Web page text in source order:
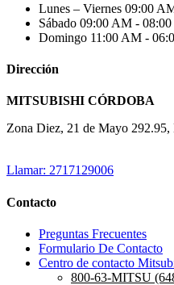
Lunes – Viernes 09:00
Sábado 09:00 AM -
Domingo 11:00 AM -
Dirección
MITSUBISHI CÓRDOBA
Zona Diez, 21 de Mayo 292.95,
Llamar: 2717129006
Contacto
Preguntas Frecuentes
Formulario De Contacto
Centro de contacto
800-63-MITSU